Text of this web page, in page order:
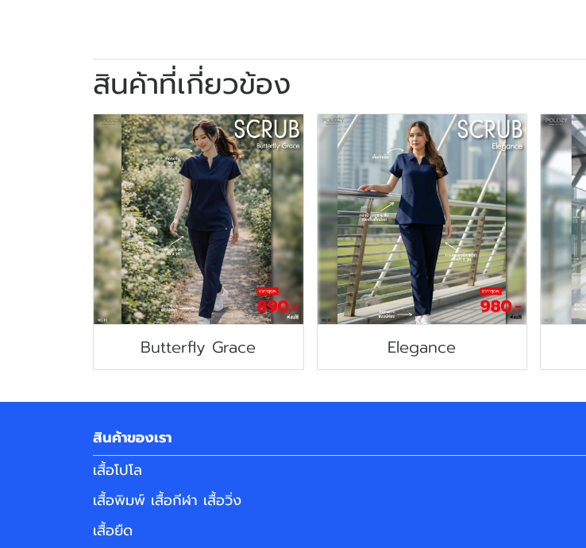
สินค้าที่เกี่ยวข้อง
Butterfly Grace Elegance
สินค้าของเรา
เสื้อโปโล
เสื้อพิมพ์ เสื้อกีฬา เสื้อวิ่ง
เสื้อยืด